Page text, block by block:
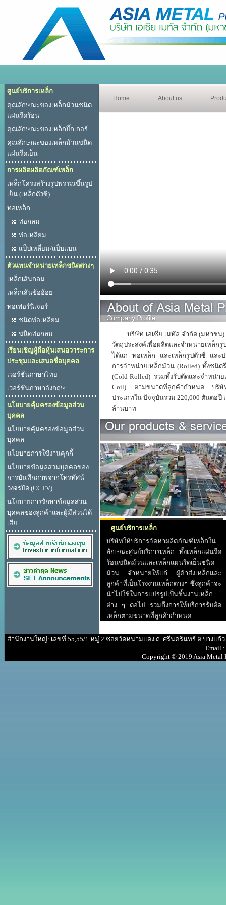
ศูนย์บริการเหล็ก
คุณลักษณะของเหล็กม้วนชนิด
แผ่นรีดร้อน
คุณลักษณะของเหล็กปิ๊กเกอร์
คุณลักษณะของเหล็กม้วนชนิด
แผ่นรีดเย็น
การผลิตผลิตภัณฑ์เหล็ก
เหล็กโครงสร้างรูปพรรณขึ้นรูป
เย็น (เหล็กตัวซี)
ท่อเหล็ก
ท่อกลม
ท่อเหลี่ยม
แป็ปเหลี่ยม/แป็บแบน
ตัวแทนจำหน่ายเหล็กชนิดต่างๆ
เหล็กเส้นกลม
เหล็กเส้นข้ออ้อย
ท่อเฟอร์นิเจอร์
ชนิดท่อเหลี่ยม
ชนิดท่อกลม
เรียนเชิญผู้ถือหุ้นเสนอวาระการ
ประชุมและเสนอชื่อบุคคล
เวอร์ชั่นภาษาไทย
เวอร์ชั่นภาษาอังกฤษ
นโยบายคุ้มครองข้อมูลส่วน
บุคคล
นโยบายคุ้มครองข้อมูลส่วน
บุคคล
นโยบายการใช้งานคุกกี้
นโยบายข้อมูลส่วนบุคคลของ
การบันทึกภาพจากโทรทัศน์
วงจรปิด (CCTV)
นโยบายการรักษาข้อมูลส่วน
บุคคลของลูกค้าและผู้มีส่วนได้
เสีย
Home About us
บริษัท เอเซีย เมทัล จำกัด (มหาชน)
วัตถุประสงค์เพื่อผลิตและจำหน่ายเหล็ก
ได้แก่ ท่อเหล็ก และเหล็กรูปตัวซี และ
การจำหน่ายเหล็กม้วน (Rolled) ทั้งชนิ
(Cold-Rolled) รวมทั้งรับตัดและจำหน่า
Coil) ตามขนาดที่ลูกค้ากำหนด บริษัท
ประเภทใน ปัจจุบันรวม 220,000 ตันต่อ
ล้านบาท
ศูนย์บริการเหล็ก
บริษัทให้บริการจัดหาผลิตภัณฑ์เหล็กใน
ลักษณะศูนย์บริการเหล็ก ทั้งเหล็กแผ่นรีด
ร้อนชนิดม้วนและเหล็กแผ่นรีดเย็นชนิด
ม้วน จำหน่ายให้แก่ ผู้ค้าส่งเหล็กและ
ลูกค้าที่เป็นโรงงานเหล็กต่างๆ ซึ่งลูกค้าจะ
นำไปใช้ในการแปรรูปเป็นชิ้นงานเหล็ก
ต่าง ๆ ต่อไป รวมถึงการให้บริการรับตัด
เหล็กตามขนาดที่ลูกค้ากำหนด
สำนักงานใหญ่: เลขที่ 55,55/1 หมู่ 2 ซอยวัดหนามแดง ถ. ศรีนครินทร์ ต.บางแก้ว
Email :
Copyright © 2019 Asia Metal